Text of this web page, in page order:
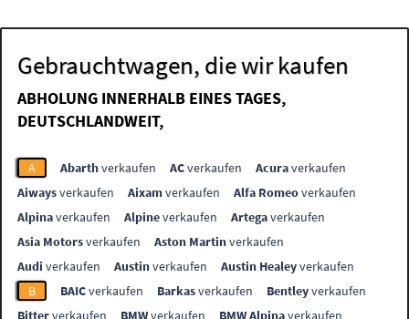
Gebrauchtwagen, die wir kaufen
ABHOLUNG INNERHALB EINES TAGES,
DEUTSCHLANDWEIT,
A Abarthverkaufen ACverkaufen Acuraverkaufen
Aiwaysverkaufen Aixamverkaufen Alfa Romeoverkaufen
Alpinaverkaufen Alpineverkaufen Artegaverkaufen
Asia Motorsverkaufen Aston Martinverkaufen
Audi verkaufen Austinverkaufen Austin Healeyverkaufen
B
BAICverkaufen Barkasverkaufen Bentleyverkaufen
Bitterverkaufen BMWverkaufen BMW Alpinaverkaufen